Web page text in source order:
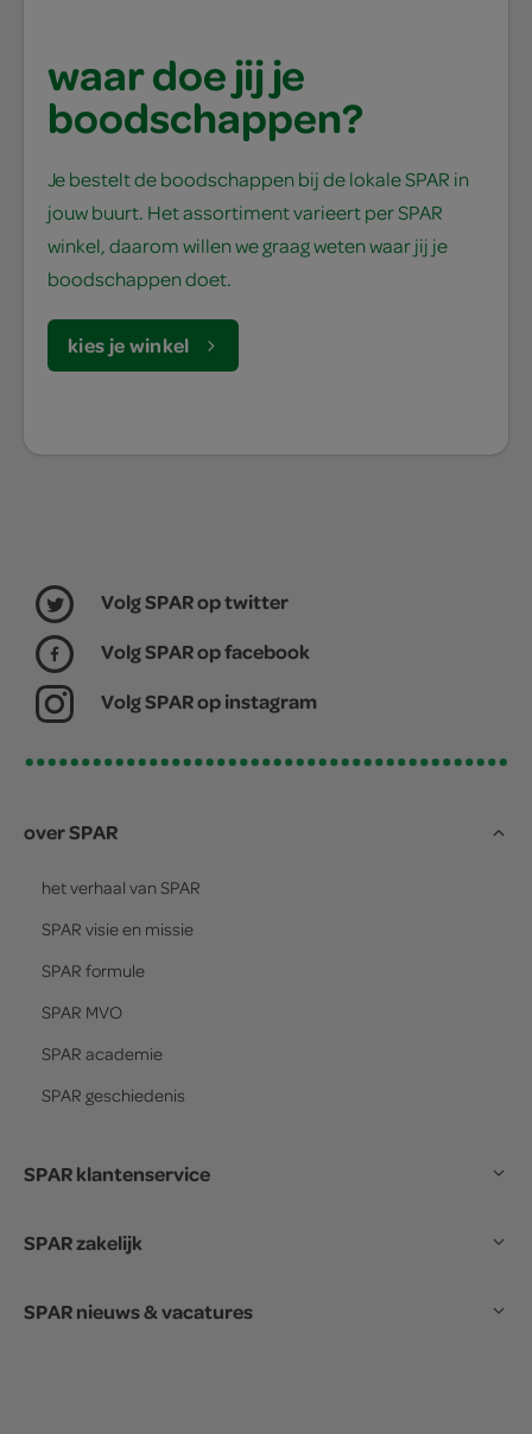
waar doe jij je
boodschappen?
Je bestelt de boodschappen bij de lokale SPAR in
jouw buurt. Het assortiment varieert per SPAR
winkel, daarom willen we graag weten waar jij je
boodschappen doet.
kies je winkel
Volg SPAR op twitter
Volg SPAR op facebook
Volg SPAR op instagram
over SPAR
het verhaal van SPAR
SPAR visie en missie
SPAR formule
SPAR MVO
SPAR academie
SPAR geschiedenis
SPAR klantenservice
SPAR zakelijk
SPAR nieuws & vacatures